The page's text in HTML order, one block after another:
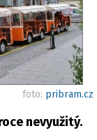
foto: pribram.cz
nevyužitý.